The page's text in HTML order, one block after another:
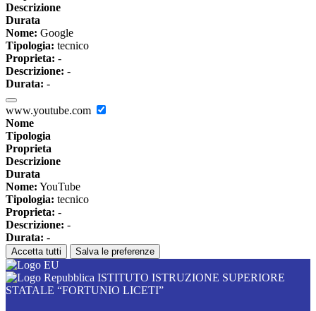
Descrizione
Durata
Nome: Google
Tipologia: tecnico
Proprieta: -
Descrizione: -
Durata: -
www.youtube.com
Nome
Tipologia
Proprieta
Descrizione
Durata
Nome: YouTube
Tipologia: tecnico
Proprieta: -
Descrizione: -
Durata: -
Accetta tutti Salva le preferenze
ISTITUTO ISTRUZIONE SUPERIORE
STATALE “FORTUNIO LICETI”